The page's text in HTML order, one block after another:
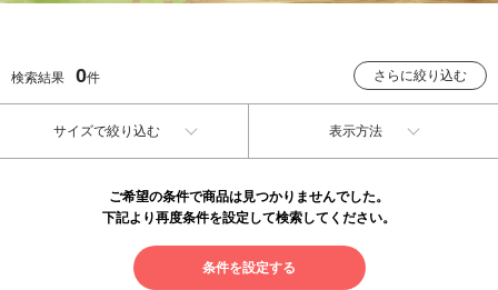
検索結果 0件 さらに絞り込む
サイズで絞り込む 表示方法
ご希望の条件で商品は見つかりませんでした。
下記より再度条件を設定して検索してください。
条件を設定する